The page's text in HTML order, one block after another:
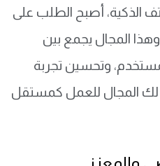
الذكية، أصبح الطلب على
المجال يجمع بين
وتحسين تجربة
لك المجال للعمل كمستقل